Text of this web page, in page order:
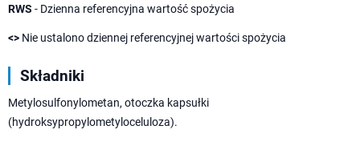
RWS - Dzienna referencyjna wartość spożycia
<> Nie ustalono dziennej referencyjnej wartości spożycia
Składniki
Metylosulfonylometan, otoczka kapsułki
(hydroksypropylometyloceluloza).